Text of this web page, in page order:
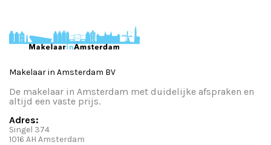
Makelaar in Amsterdam BV
De makelaar in Amsterdam met duidelijke afspraken en
altijd een vaste prijs.
Adres:
Singel 374
1016 AH Amsterdam